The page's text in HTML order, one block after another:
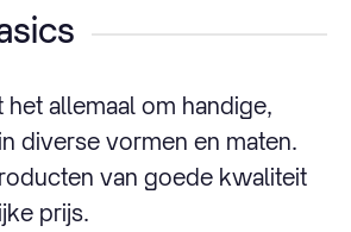
het allemaal om handige,
diverse vormen en maten.
van goede kwaliteit
prijs.